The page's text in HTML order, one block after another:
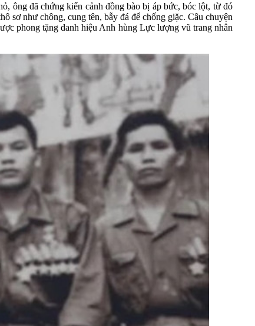
ông đã chứng kiến cảnh đồng bào bị áp bức, bóc lột, từ đó
sơ như chông, cung tên, bẫy đá để chống giặc. Câu chuyện
phong tặng danh hiệu Anh hùng Lực lượng vũ trang nhân